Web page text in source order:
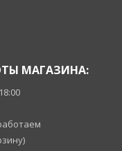
МАГАЗИНА: